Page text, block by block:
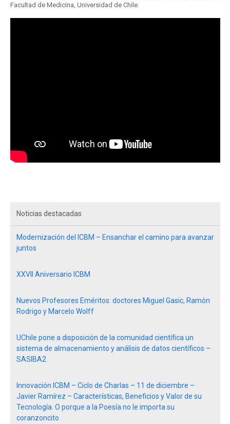
Facultad de Medicina, Universidad de Chile.
Noticias destacadas
Modernización del ICBM – Ensanchar el camino para avanzar
juntos
XXVII Aniversario ICBM
Nuevos Profesores Eméritos: doctores Miguel Gasic, Ramón
Rodrigo y Marcelo Wolff
UChile pone a disposición de la comunidad científica un
sistema de almacenamiento y análisis de datos científicos –
SASIBA2
Innovación ICBM – Ciclo de Charlas – 11 de diciembre –
Javier Ramírez – Características, Beneficios y Valor de su
Tecnología. O porque a la Poesía no le importa su
coranzoncito